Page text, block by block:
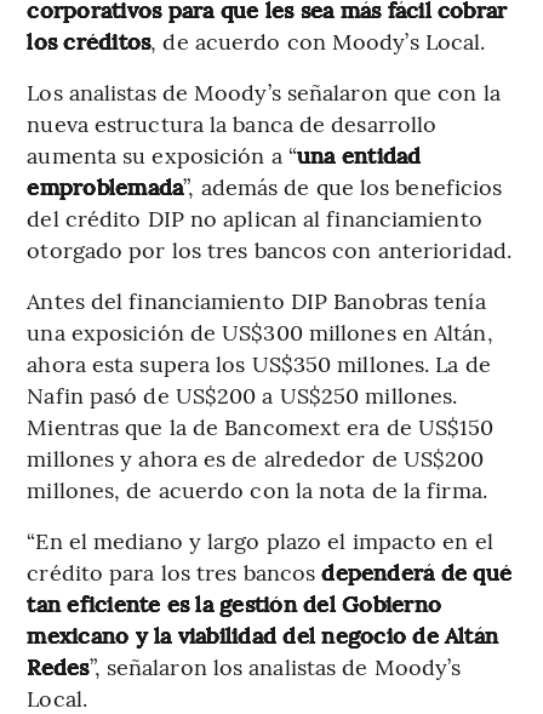
corporativos para que les sea más fácil cobrar
los créditos, de acuerdo con Moody’s Local.
Los analistas de Moody’s señalaron que con la
nueva estructura la banca de desarrollo
aumenta su exposición a “una entidad
emproblemada”, además de que los beneficios
del crédito DIP no aplican al financiamiento
otorgado por los tres bancos con anterioridad.
Antes del financiamiento DIP Banobras tenía
una exposición de US$300 millones en Altán,
ahora esta supera los US$350 millones. La de
Nafin pasó de US$200 a US$250 millones.
Mientras que la de Bancomext era de US$150
millones y ahora es de alrededor de US$200
millones, de acuerdo con la nota de la firma.
“En el mediano y largo plazo el impacto en el
crédito para los tres bancosdependerá de qué
tan eficiente es la gestión del Gobierno
mexicano y la viabilidad del negocio de Altán
Redes”, señalaron los analistas de Moody’s
Local.